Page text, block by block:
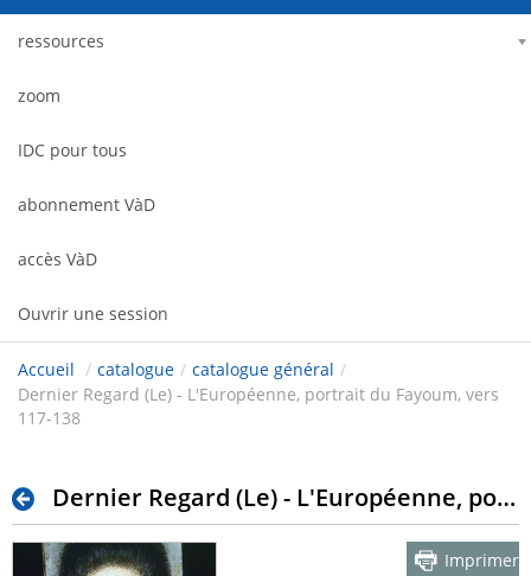
ressources
zoom
IDC pour tous
abonnement VàD
accès VàD
Ouvrir une session
Accueil / catalogue / catalogue général /
Dernier Regard (Le) - L'Européenne, portrait du Fayoum, vers
117-138
Dernier Regard (Le) - L'Européenne, portrait du Fayoum, vers 117-138
Imprimer